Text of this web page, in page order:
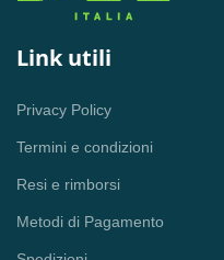
Link utili
Privacy Policy
Termini e condizioni
Resi e rimborsi
Metodi di Pagamento